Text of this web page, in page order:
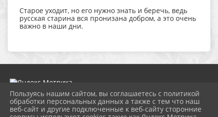
Старое уходит, но его нужно знать и беречь, ведь
русская старина вся пронизана добром, а это очень
важно в наши дни.
2026 г. dk-bholunca.ru
Пользуясь нашим сайтом, вы соглашаетесь с политикой
обработки персональных данных а также с тем что наш
веб-сайт и другие подключенные к веб-сайту сторонние